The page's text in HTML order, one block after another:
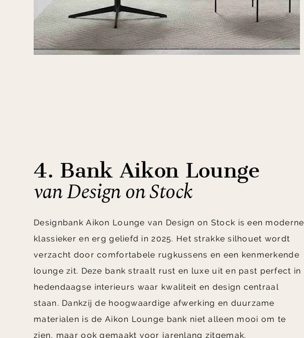
4. Bank Aikon Lounge
van Design on Stock
Designbank Aikon Lounge van Design on Stock is een moderne
klassieker en erg geliefd in 2025. Het strakke silhouet wordt
verzacht door comfortabele rugkussens en een kenmerkende
lounge zit. Deze bank straalt rust en luxe uit en past perfect in
hedendaagse interieurs waar kwaliteit en design centraal
staan. Dankzij de hoogwaardige afwerking en duurzame
materialen is de Aikon Lounge bank niet alleen mooi om te
zien, maar ook gemaakt voor jarenlang zitgemak.